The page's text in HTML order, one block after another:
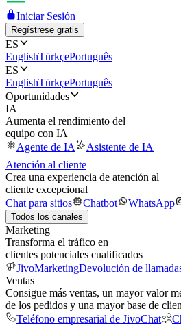
Iniciar Sesión
Regístrese gratis
ES
EnglishTürkçePortuguês
ES
EnglishTürkçePortuguês
Oportunidades
IA
Aumenta el rendimiento del
equipo con IA
Agente de IA
Asistente de IA
Atención al cliente
Crea una experiencia de atención al
cliente excepcional
Chat para sitios
Chatbot WhatsApp
Todos los canales
Marketing
Transforma el tráfico en
clientes potenciales cualificados
JivoMarketingDevolución de
Ventas
Consigue más ventas, un mayor valor
de los pedidos y una mayor base de
Teléfono empresarial de JivoChat